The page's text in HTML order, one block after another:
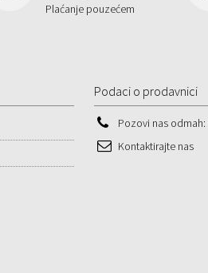
Plaćanje pouzećem
Podaci o prodavnici
Pozovi nas odmah:
Kontaktirajte nas